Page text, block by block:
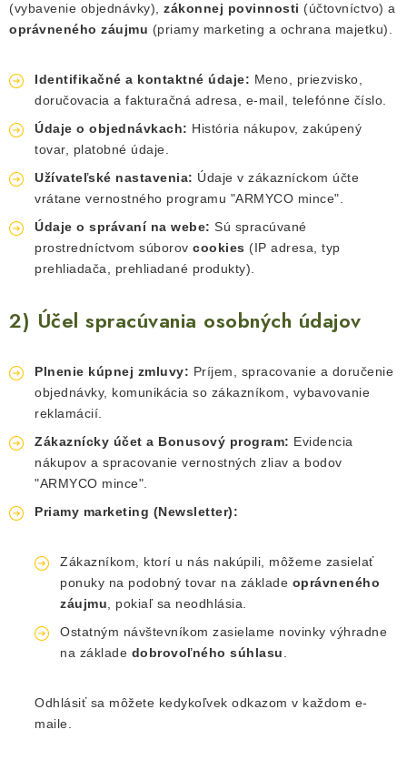
(vybavenie objednávky), zákonnej povinnosti (účtovníctvo) a
oprávneného záujmu (priamy marketing a ochrana majetku).
Identifikačné a kontaktné údaje: Meno, priezvisko,
doručovacia a fakturačná adresa, e-mail, telefónne číslo.
Údaje o objednávkach: História nákupov, zakúpený
tovar, platobné údaje.
Užívateľské nastavenia: Údaje v zákazníckom účte
vrátane vernostného programu "ARMYCO mince".
Údaje o správaní na webe: Sú spracúvané
prostredníctvom súborov cookies (IP adresa, typ
prehliadača, prehliadané produkty).
2) Účel spracúvania osobných údajov
Plnenie kúpnej zmluvy: Príjem, spracovanie a doručenie
objednávky, komunikácia so zákazníkom, vybavovanie
reklamácií.
Zákaznícky účet a Bonusový program: Evidencia
nákupov a spracovanie vernostných zliav a bodov
"ARMYCO mince".
Priamy marketing (Newsletter):
Zákazníkom, ktorí u nás nakúpili, môžeme zasielať
ponuky na podobný tovar na základe oprávneného
záujmu , pokiaľ sa neodhlásia.
Ostatným návštevníkom zasielame novinky výhradne
na základe dobrovoľného súhlasu
Odhlásiť sa môžete kedykoľvek odkazom v každom e-
maile.